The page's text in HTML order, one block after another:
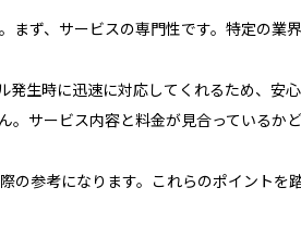
ず、サービスの専門性です。特定の業
生時に迅速に対応してくれるため、安心
サービス内容と料金が見合っているか
の参考になります。これらのポイントを